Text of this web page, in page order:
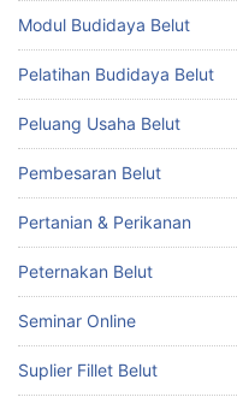
Modul Budidaya Belut
Pelatihan Budidaya Belut
Peluang Usaha Belut
Pembesaran Belut
Pertanian & Perikanan
Peternakan Belut
Seminar Online
Suplier Fillet Belut